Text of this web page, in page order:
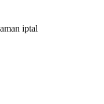
iptal